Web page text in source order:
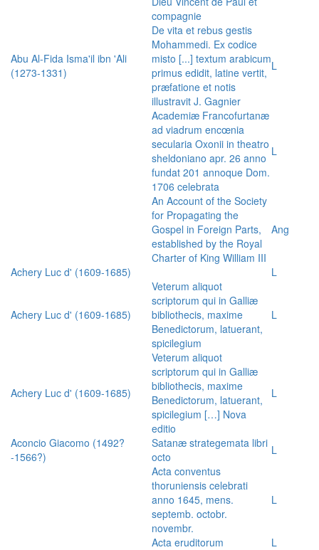
compagnie
Abu Al-Fida Isma'il ibn 'Ali
(1273-1331)
De vita et rebus gestis
Mohammedi. Ex codice
misto [...] textum arabicum
primus edidit, latine vertit,
præfatione et notis
illustravit J. Gagnier
L
Academiæ Francofurtanæ
ad viadrum encœnia
secularia Oxonii in theatro
sheldoniano apr. 26 anno
fundat 201 annoque Dom.
1706 celebrata
L
An Account of the Society
for Propagating the
Gospel in Foreign Parts,
established by the Royal
Charter of King William III
Ang
Achery Luc d' (1609-1685) L
Achery Luc d' (1609-1685)
Veterum aliquot
scriptorum qui in Galliæ
bibliothecis, maxime
Benedictorum, latuerant,
spicilegium
L
Achery Luc d' (1609-1685)
Veterum aliquot
scriptorum qui in Galliæ
bibliothecis, maxime
Benedictorum, latuerant,
spicilegium […] Nova
editio
L
Aconcio Giacomo (1492?
-1566?)
Satanæ strategemata libri
octo
L
Acta conventus
thoruniensis celebrati
anno 1645, mens.
septemb. octobr.
novembr.
L
Acta eruditorum
L